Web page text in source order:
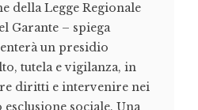
della Legge Regionale
Garante – spiega
un presidio
tutela e vigilanza, in
diritti e intervenire nei